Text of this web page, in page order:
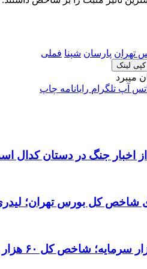
تهران پارسان شپنا فملی
کپی لینک
آپ تلگرام رایانامه چاپ
اخبار جنگ در دستان کدال
شاخص کل ۶۰ هزار واحد بالا رفت